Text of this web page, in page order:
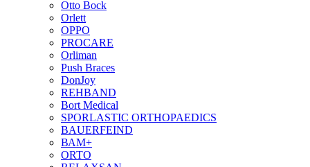
Otto Bock
Orlett
OPPO
PROCARE
Orliman
Push Braces
DonJoy
REHBAND
Bort Medical
SPORLASTIC ORTHOPAEDICS
BAUERFEIND
ВАМ+
ORTO